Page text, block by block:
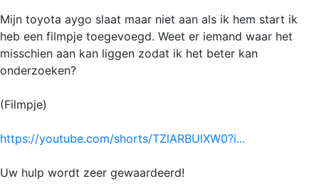
Mijn toyota aygo slaat maar niet aan als ik hem start ik
heb een filmpje toegevoegd. Weet er iemand waar het
misschien aan kan liggen zodat ik het beter kan
onderzoeken?
(Filmpje)
https://youtube.com/shorts/TZlARBUlXW0?i...
Uw hulp wordt zeer gewaardeerd!